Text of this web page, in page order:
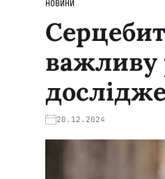
НОВИНИ
важливу
20.12.2024